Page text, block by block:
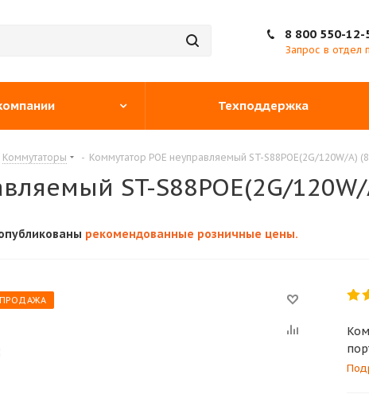
8 800 550-12-
Запрос в отдел
Техподдержка
Коммутаторы - Коммутатор POE неуправляемый ST-S88POE(2G/120W/A)
ST-S88POE(2G/
рекомендованные розничные цены.